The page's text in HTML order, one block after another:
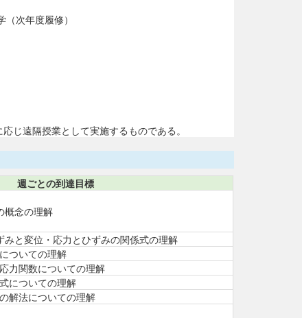
次年度履修）
じ遠隔授業として実施するものである。
週ごとの到達目標
概念の理解
と変位・応力とひずみの関係式の理解
ついての理解
力関数についての理解
についての理解
解法についての理解